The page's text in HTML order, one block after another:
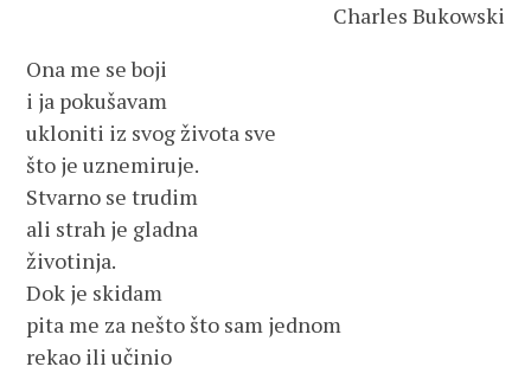
Charles Bukowski
Ona me se boji
i ja pokušavam
ukloniti iz svog života sve
što je uznemiruje.
Stvarno se trudim
ali strah je gladna
životinja.
Dok je skidam
pita me za nešto što sam jednom
rekao ili učinio